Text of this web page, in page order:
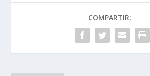
COMPARTIR: